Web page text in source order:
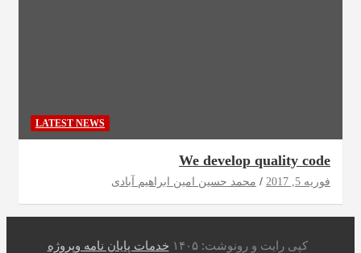
LATEST NEWS
We develop quality code
فوریه 5, 2017 محمد حسین امین ابراهیم آبادی
کپی رایت و رونوشت: ۱۴۰۵
خدمات پایان نامه وپروژه